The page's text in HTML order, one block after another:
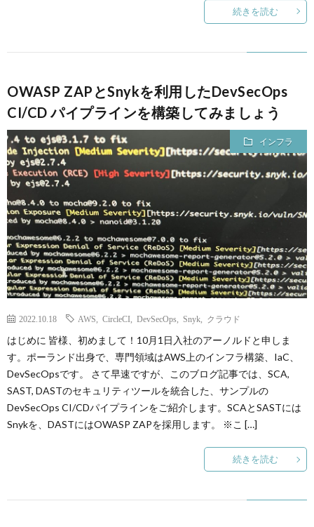
続きを読む
OWASP ZAPとSnykを利用したDevSecOps
CI/CD パイプラインを構築してみましょう
インフラ
2022.10.18 AWS CircleCI DevSecOps Snyk クラウド
はじめに 皆様、初めまして！10月1日入社のアーノルドと申しま
す。ポーランド出身で、専門領域はAWS上のインフラ構築、IaC、
DevSecOpsです。 さて早速ですが、このブログ記事では、SCA,
SAST, DASTのセキュリティツールを統合した、サンプルの
DevSecOps CI/CDパイプラインをご紹介します。SCAとSASTには
Snykを、DASTにはOWASP ZAPを採用します。 ※こ […]
続きを読む